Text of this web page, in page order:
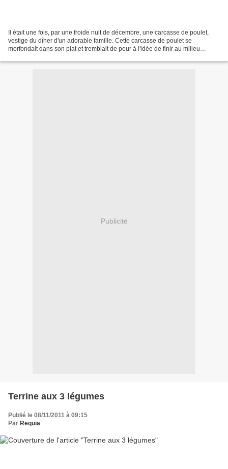
Il était une fois, par une froide nuit de décembre, une carcasse de poulet,
vestige du dîner d'un adorable famille. Cette carcasse de poulet se
morfondait dans son plat et tremblait de peur à l'idée de finir au milieu
Publicité
Terrine aux 3 légumes
Publié le 08/11/2011 à 09:15
Par Requia